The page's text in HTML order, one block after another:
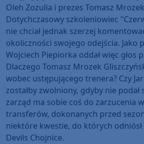
Oleh Zozulia i prezes Tomasz
Dotychczasowy szkoleniowiec
nie chciał jednak szerzej
okoliczności swojego odejścia. Jako
Wojciech Piepiorka oddał więc głos
Dlaczego Tomasz Mrozek
wobec ustępującego trenera? Czy
zostałby zwolniony, gdyby nie podał
zarząd ma sobie coś do zarzucenia
transferów, dokonanych przed
niektóre kwestie, do których odniósł
Devils Chojnice.